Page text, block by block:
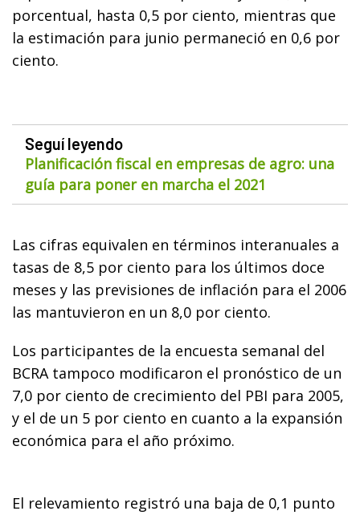
porcentual, hasta 0,5 por ciento, mientras que
la estimación para junio permaneció en 0,6 por
ciento.
Seguí leyendo
Planificación fiscal en empresas de agro: una
guía para poner en marcha el 2021
Las cifras equivalen en términos interanuales a
tasas de 8,5 por ciento para los últimos doce
meses y las previsiones de inflación para el 2006
las mantuvieron en un 8,0 por ciento.
Los participantes de la encuesta semanal del
BCRA tampoco modificaron el pronóstico de un
7,0 por ciento de crecimiento del PBI para 2005,
y el de un 5 por ciento en cuanto a la expansión
económica para el año próximo.
El relevamiento registró una baja de 0,1 punto